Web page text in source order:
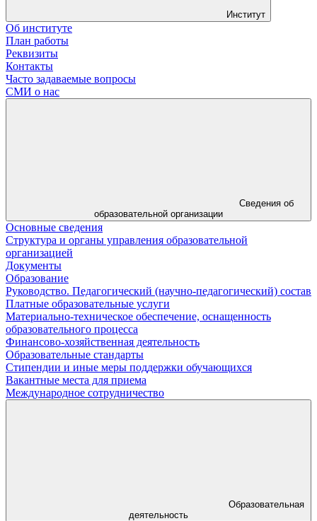
Институт
Об институте
План работы
Реквизиты
Контакты
Часто задаваемые вопросы
СМИ о нас
Сведения об
образовательной организации
Основные сведения
Структура и органы управления образовательной
организацией
Документы
Образование
Руководство. Педагогический (научно-педагогический) состав
Платные образовательные услуги
Материально-техническое обеспечение, оснащенность
образовательного процесса
Финансово-хозяйственная деятельность
Образовательные стандарты
Стипендии и иные меры поддержки обучающихся
Вакантные места для приема
Международное сотрудничество
Образовательная
деятельность